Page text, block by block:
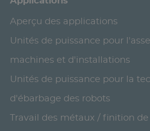
Aperçu des applications
Unités de puissance pour
machines et d'installations
Unités de puissance pour la
d'ébarbage des robots
Travail des métaux / finition